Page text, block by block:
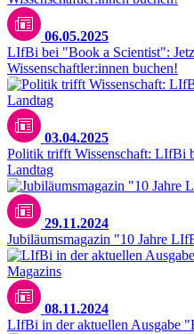
06.05.2025
LIfBi bei "Book a Scientist":
Wissenschaftler:innen buchen!
03.04.2025
Politik trifft Wissenschaft: LIfBi
Landtag
29.11.2024
Jubiläumsmagazin "10 Jahre
08.11.2024
LIfBi in der aktuellen Ausgabe